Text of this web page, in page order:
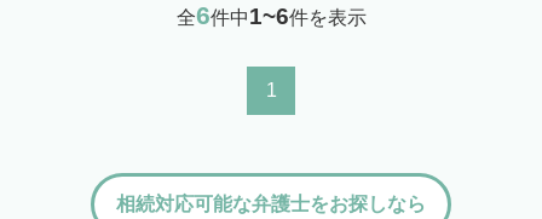
全6件中1~6件を表示
1
相続対応可能な弁護士をお探しなら